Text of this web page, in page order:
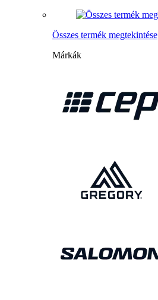
Összes termék megtekintése
Márkák